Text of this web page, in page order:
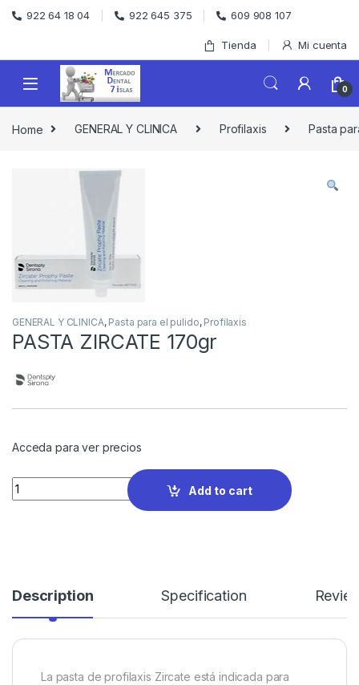
Skip to navigation
Skip to content
922 64 18 04 922 645 375 609 908 107
Tienda Mi cuenta
0
Home GENERAL Y CLINICA Profilaxis Pasta
GENERAL Y CLINICA, Pasta para el pulido, Profilaxis
PASTA ZIRCATE 170gr
Acceda para ver precios
Quantity
Add to cart
Description Specification
La pasta de profilaxis Zircate está indicada para